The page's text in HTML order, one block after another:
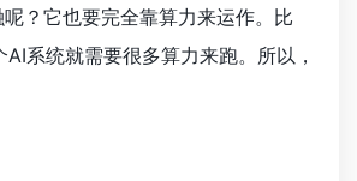
？它也要完全靠算力来运作。比
系统就需要很多算力来跑。所以，